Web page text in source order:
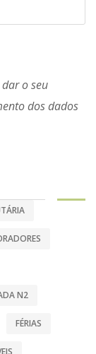
o seu
dos dados
N2
FÉRIAS